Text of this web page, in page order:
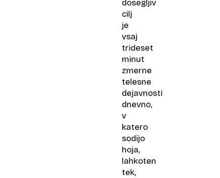
dosegljiv
cilj
je
vsaj
trideset
minut
zmerne
telesne
dejavnosti
dnevno,
v
katero
sodijo
hoja,
lahkoten
tek,